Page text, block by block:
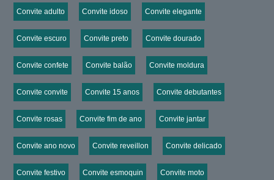
Convite adulto Convite idoso Convite elegante
Convite escuro Convite preto Convite dourado
Convite confete Convite balão Convite moldura
Convite convite Convite 15 anos Convite debutantes
Convite rosas Convite fim de ano Convite jantar
Convite ano novo Convite reveillon Convite delicado
Convite festivo Convite esmoquin Convite moto